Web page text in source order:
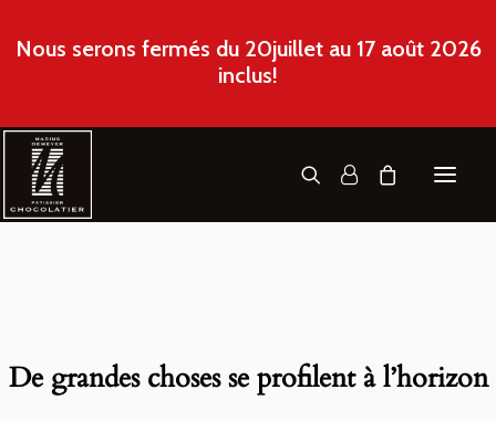
Nous serons fermés du 20juillet au 17 août 2026
inclus!
RÉALISATIONS
De grandes choses se profilent à l’horizon